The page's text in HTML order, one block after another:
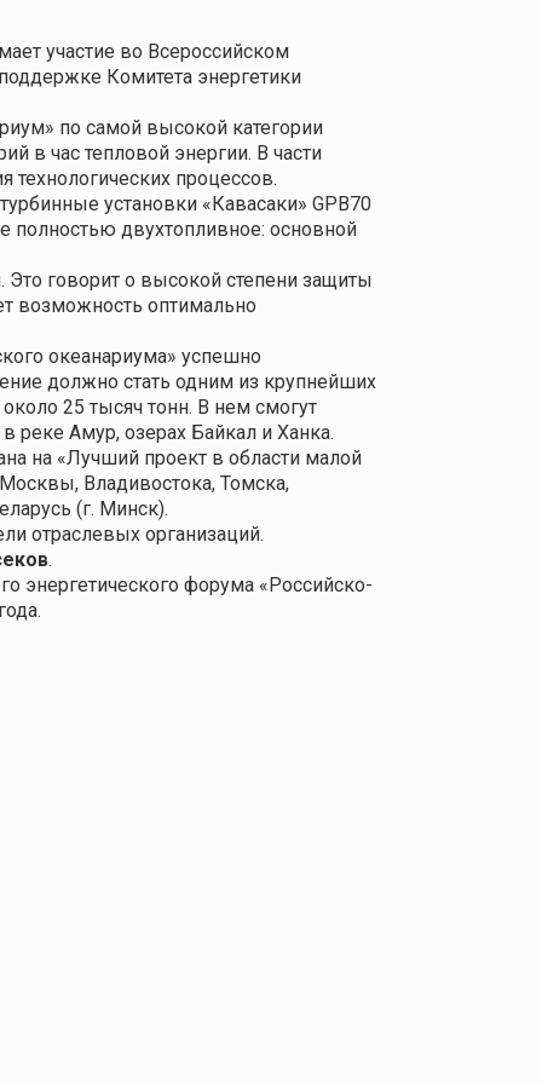
участие во Всероссийском
Комитета энергетики
по самой высокой категории
в час тепловой энергии. В части
процессов.
установки «Кавасаки» GPB70
двухтопливное: основной
говорит о высокой степени защиты
возможность оптимально
океанариума» успешно
должно стать одним из крупнейших
25 тысяч тонн. В нем смогут
реке Амур, озерах Байкал и Ханка.
на «Лучший проект в области малой
Владивостока, Томска,
(г. Минск).
отраслевых организаций.
.
энергетического форума «Российско-